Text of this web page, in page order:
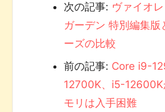
次の記事: ヴァイオ
ガーデン 特別編集版
ーズの比較
前の記事: Core i9-
12700K、i5-12600K
モリは入手困難